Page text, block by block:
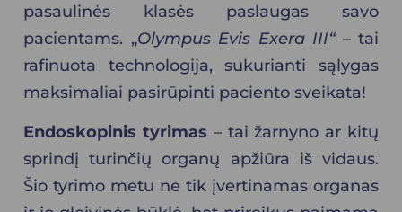
pasaulinės klasės paslaugas savo
pacientams. „Olympus Evis Exera III“– tai
rafinuota technologija, sukurianti sąlygas
maksimaliai pasirūpinti paciento sveikata!
Endoskopinis tyrimas – tai žarnyno ar kitų
sprindį turinčių organų apžiūra iš vidaus.
Šio tyrimo metu ne tik įvertinamas organas